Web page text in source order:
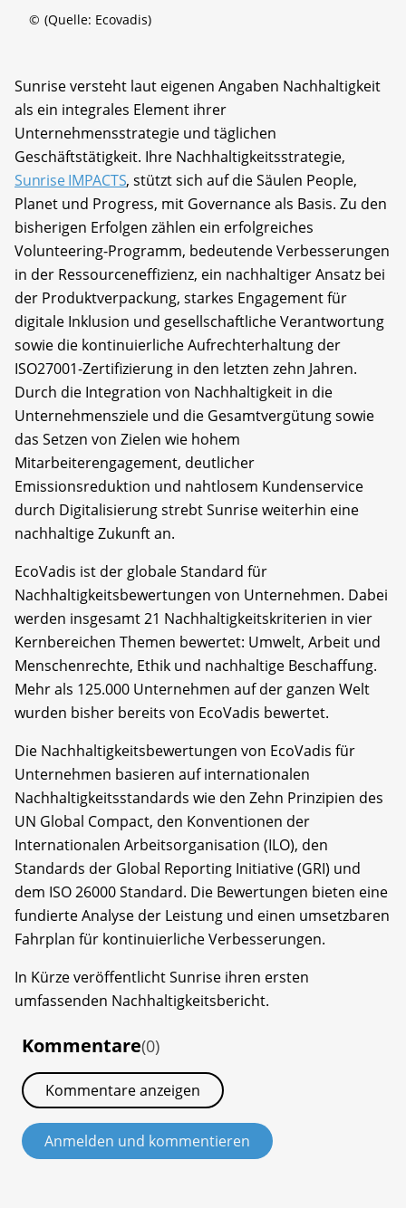
© (Quelle: Ecovadis)
Sunrise versteht laut eigenen Angaben Nachhaltigkeit
als ein integrales Element ihrer
Unternehmensstrategie und täglichen
Geschäftstätigkeit. Ihre Nachhaltigkeitsstrategie,
Sunrise IMPACTS, stützt sich auf die Säulen People,
Planet und Progress, mit Governance als Basis. Zu den
bisherigen Erfolgen zählen ein erfolgreiches
Volunteering-Programm, bedeutende Verbesserungen
in der Ressourceneffizienz, ein nachhaltiger Ansatz bei
der Produktverpackung, starkes Engagement für
digitale Inklusion und gesellschaftliche Verantwortung
sowie die kontinuierliche Aufrechterhaltung der
ISO27001-Zertifizierung in den letzten zehn Jahren.
Durch die Integration von Nachhaltigkeit in die
Unternehmensziele und die Gesamtvergütung sowie
das Setzen von Zielen wie hohem
Mitarbeiterengagement, deutlicher
Emissionsreduktion und nahtlosem Kundenservice
durch Digitalisierung strebt Sunrise weiterhin eine
nachhaltige Zukunft an.
EcoVadis ist der globale Standard für
Nachhaltigkeitsbewertungen von Unternehmen. Dabei
werden insgesamt 21 Nachhaltigkeitskriterien in vier
Kernbereichen Themen bewertet: Umwelt, Arbeit und
Menschenrechte, Ethik und nachhaltige Beschaffung.
Mehr als 125.000 Unternehmen auf der ganzen Welt
wurden bisher bereits von EcoVadis bewertet.
Die Nachhaltigkeitsbewertungen von EcoVadis für
Unternehmen basieren auf internationalen
Nachhaltigkeitsstandards wie den Zehn Prinzipien des
UN Global Compact, den Konventionen der
Internationalen Arbeitsorganisation (ILO), den
Standards der Global Reporting Initiative (GRI) und
dem ISO 26000 Standard. Die Bewertungen bieten eine
fundierte Analyse der Leistung und einen umsetzbaren
Fahrplan für kontinuierliche Verbesserungen.
In Kürze veröffentlicht Sunrise ihren ersten
umfassenden Nachhaltigkeitsbericht.
Kommentare(0)
Kommentare anzeigen
Anmelden und kommentieren